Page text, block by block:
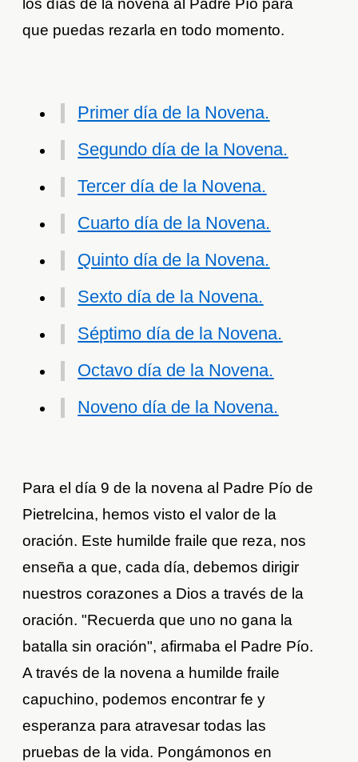
los días de la novena al Padre Pío para
que puedas rezarla en todo momento.
Primer día de la Novena.
Segundo día de la Novena.
Tercer día de la Novena.
Cuarto día de la Novena.
Quinto día de la Novena.
Sexto día de la Novena.
Séptimo día de la Novena.
Octavo día de la Novena.
Noveno día de la Novena.
Para el día 9 de la novena al Padre Pío de
Pietrelcina, hemos visto el valor de la
oración. Este humilde fraile que reza, nos
enseña a que, cada día, debemos dirigir
nuestros corazones a Dios a través de la
oración. "Recuerda que uno no gana la
batalla sin oración", afirmaba el Padre Pío.
A través de la novena a humilde fraile
capuchino, podemos encontrar fe y
esperanza para atravesar todas las
pruebas de la vida. Pongámonos en